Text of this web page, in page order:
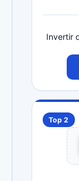
Invertir
Top 2